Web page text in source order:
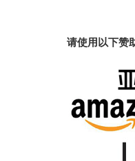
请使用以下赞